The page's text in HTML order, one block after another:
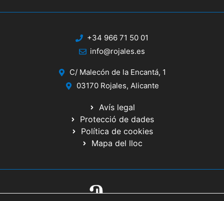
+34 966 71 50 01
info@rojales.es
C/ Malecón de la Encantá, 1
03170 Rojales, Alicante
Avís legal
Protecció de dades
Política de cookies
Mapa del lloc